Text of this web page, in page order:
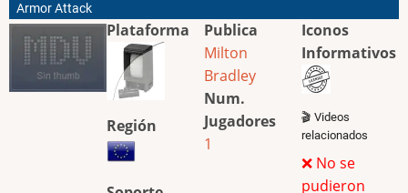
Armor Attack
Plataforma
Región
Publica
Milton
Bradley
Num.
Jugadores
1
Iconos
Informativos
🎬 Videos
relacionados
❌ No se
pudieron